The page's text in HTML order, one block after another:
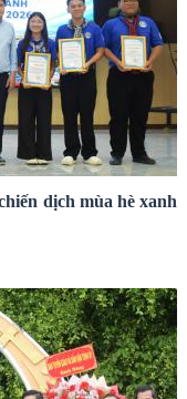
dịch mùa hè xanh